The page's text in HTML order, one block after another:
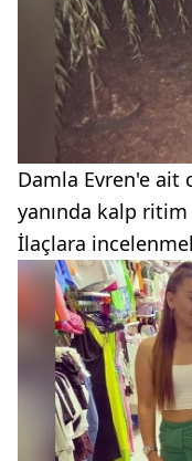
Damla Evren'e ait
yanında kalp
İlaçlara